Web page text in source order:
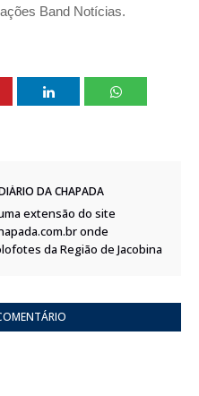
Band Notícias.
DA CHAPADA
extensão do site
onde
da Região de Jacobina